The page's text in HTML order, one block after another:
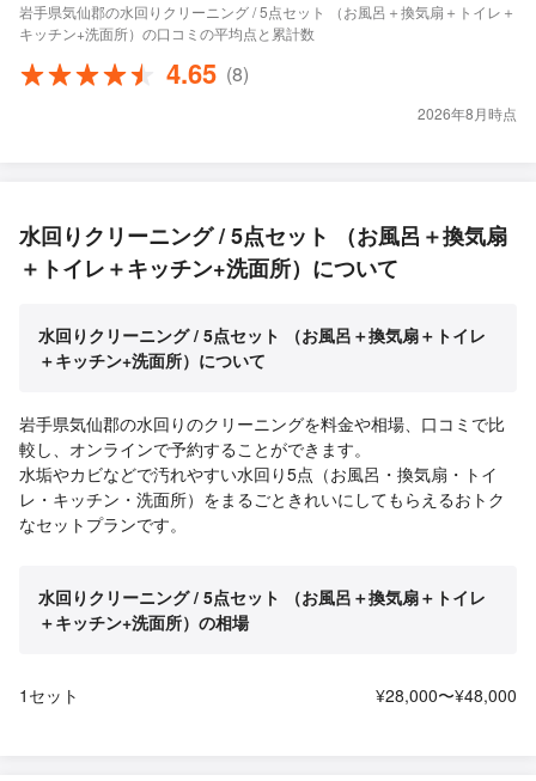
岩手県気仙郡の水回りクリーニング / 5点セット （お風呂＋換気扇＋トイレ＋
キッチン+洗面所）の口コミの平均点と累計数
4.65 (8)
2026年8月時点
水回りクリーニング / 5点セット （お風呂＋換気扇
＋トイレ＋キッチン+洗面所）について
水回りクリーニング / 5点セット （お風呂＋換気扇＋トイレ
＋キッチン+洗面所）について
岩手県気仙郡の水回りのクリーニングを料金や相場、口コミで比
較し、オンラインで予約することができます。
水垢やカビなどで汚れやすい水回り5点（お風呂・換気扇・トイ
レ・キッチン・洗面所）をまるごときれいにしてもらえるおトク
なセットプランです。
水回りクリーニング / 5点セット （お風呂＋換気扇＋トイレ
＋キッチン+洗面所）の相場
1セット ¥28,000〜¥48,000